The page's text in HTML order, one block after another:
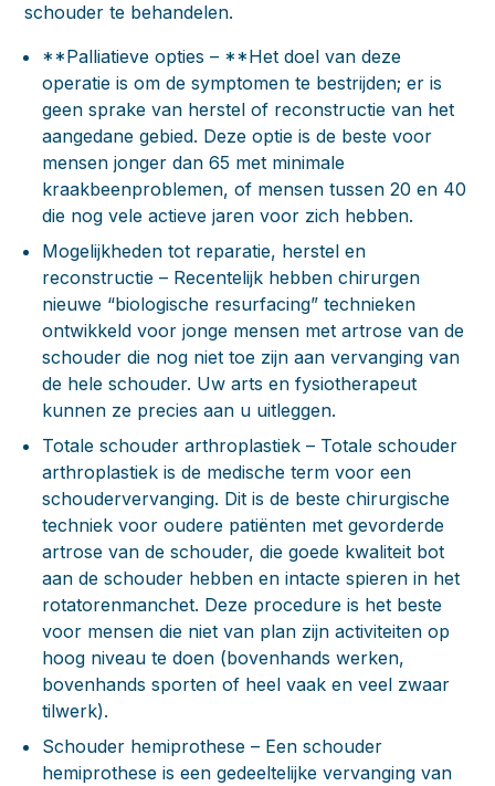
schouder te behandelen.
**Palliatieve opties – **Het doel van deze
operatie is om de symptomen te bestrijden; er is
geen sprake van herstel of reconstructie van het
aangedane gebied. Deze optie is de beste voor
mensen jonger dan 65 met minimale
kraakbeenproblemen, of mensen tussen 20 en 40
die nog vele actieve jaren voor zich hebben.
Mogelijkheden tot reparatie, herstel en
reconstructie – Recentelijk hebben chirurgen
nieuwe “biologische resurfacing” technieken
ontwikkeld voor jonge mensen met artrose van de
schouder die nog niet toe zijn aan vervanging van
de hele schouder. Uw arts en fysiotherapeut
kunnen ze precies aan u uitleggen.
Totale schouder arthroplastiek – Totale schouder
arthroplastiek is de medische term voor een
schoudervervanging. Dit is de beste chirurgische
techniek voor oudere patiënten met gevorderde
artrose van de schouder, die goede kwaliteit bot
aan de schouder hebben en intacte spieren in het
rotatorenmanchet. Deze procedure is het beste
voor mensen die niet van plan zijn activiteiten op
hoog niveau te doen (bovenhands werken,
bovenhands sporten of heel vaak en veel zwaar
tilwerk).
Schouder hemiprothese – Een schouder
hemiprothese is een gedeeltelijke vervanging van